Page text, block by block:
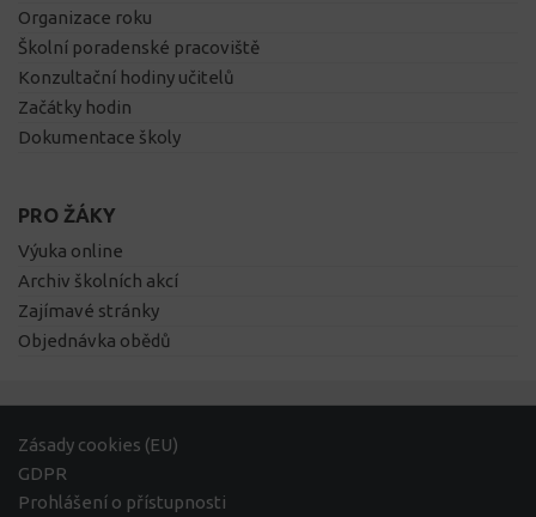
Organizace roku
Školní poradenské pracoviště
Konzultační hodiny učitelů
Začátky hodin
Dokumentace školy
PRO ŽÁKY
Výuka online
Archiv školních akcí
Zajímavé stránky
Objednávka obědů
Zásady cookies (EU)
GDPR
Prohlášení o přístupnosti